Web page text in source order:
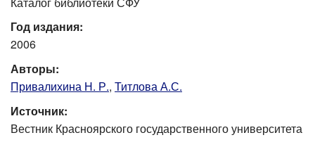
Год издания:
2006
Авторы:
Привалихина Н. Р., Титлова А.С.
Источник:
Вестник Красноярского государственного университета